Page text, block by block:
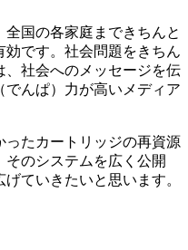
国の各家庭まできちんと
です。社会問題をきちん
、社会へのメッセージを伝
でんぱ）力が高いメディア
たカートリッジの再資源
のシステムを広く公開
ていきたいと思います。